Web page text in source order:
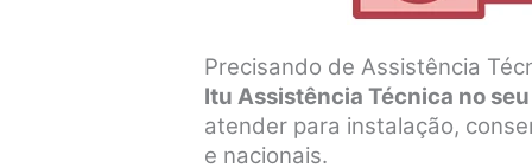
Precisando de Assistência
Itu Assistência Técnica no
atender para instalação,
e nacionais.